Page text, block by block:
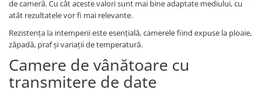
de cameră. Cu cât aceste valori sunt mai bine adaptate mediului, cu
atât rezultatele vor fi mai relevante.
Rezistența la intemperii este esențială, camerele fiind expuse la ploaie,
zăpadă, praf și variații de temperatură.
Camere de vânătoare cu
transmitere de date